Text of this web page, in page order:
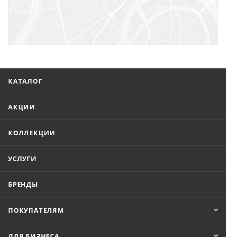
КАТАЛОГ
АКЦИИ
КОЛЛЕКЦИИ
УСЛУГИ
БРЕНДЫ
ПОКУПАТЕЛЯМ